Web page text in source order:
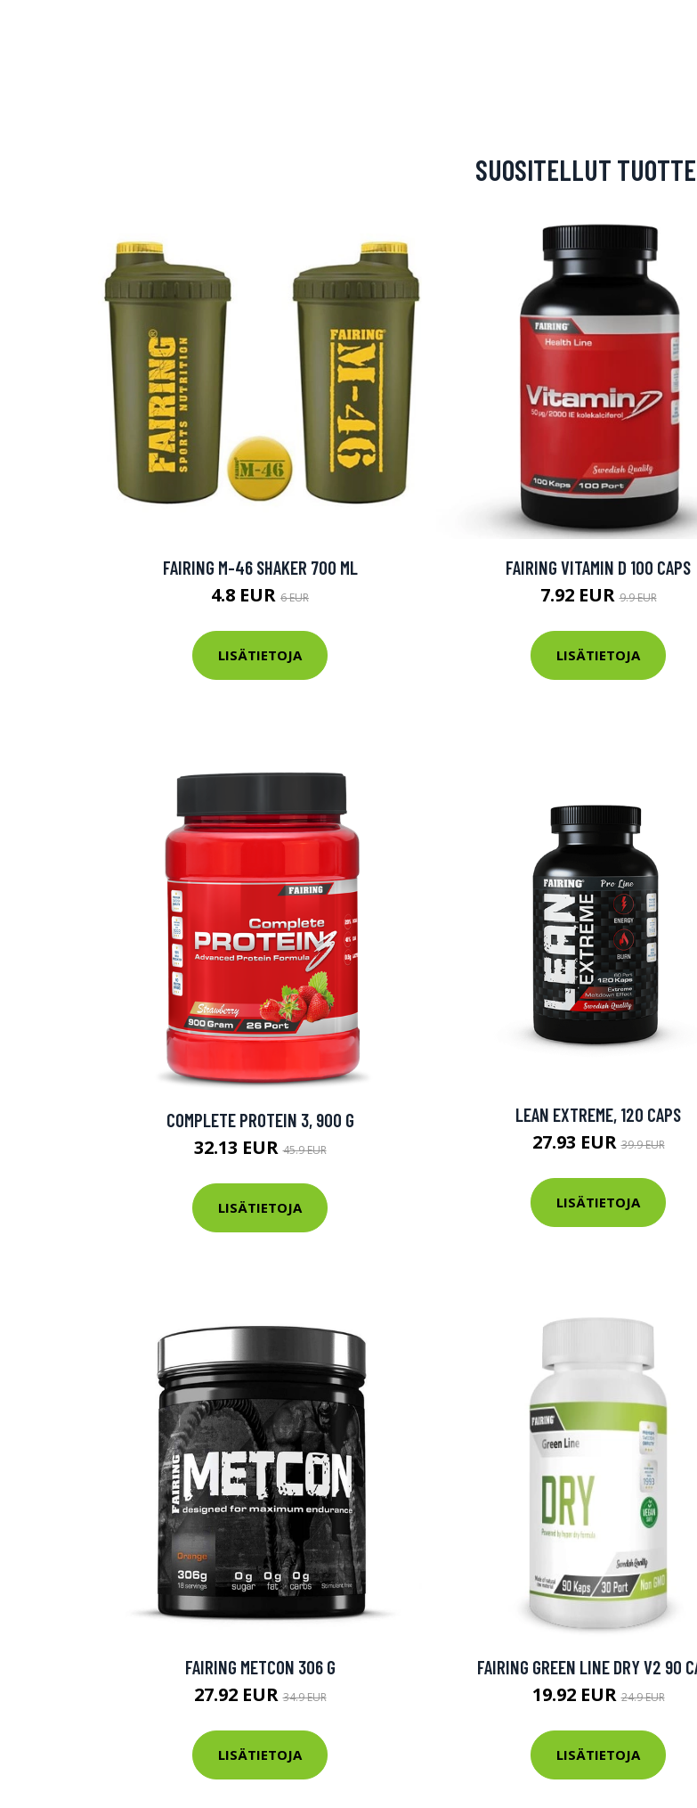
SUOSITELLUT
FAIRING M-46 SHAKER 700 ML
4.8 EUR 6 EUR
LISÄTIETOJA
FAIRING VITAMIN D 100 CAPS
7.92 EUR9.9 EUR
LISÄTIETOJA
COMPLETE PROTEIN 3, 900 G
32.13 EUR45.9 EUR
LISÄTIETOJA
LEAN EXTREME, 120 CAPS
27.93 EUR39.9 EUR
LISÄTIETOJA
FAIRING METCON 306 G
27.92 EUR34.9 EUR
LISÄTIETOJA
FAIRING GREEN LINE DRY V2 90
19.92 EUR24.9 EUR
LISÄTIETOJA
Erikoistarjous
IdealofMeD Kauppa
Kaikki IdealofMeDin tuotteet -20 %!
Varaa terveystarkastus
nyt vain 200 €
hintaan.